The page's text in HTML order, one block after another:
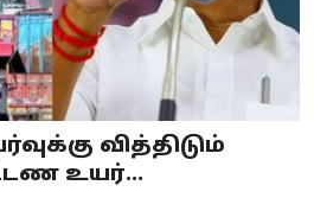
வித்திடும்
உயர்...